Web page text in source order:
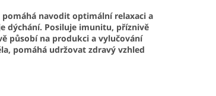
navodit optimální relaxaci a
dýchání. Posiluje imunitu, příznivě
působí na produkci a vylučování
pomáhá udržovat zdravý vzhled